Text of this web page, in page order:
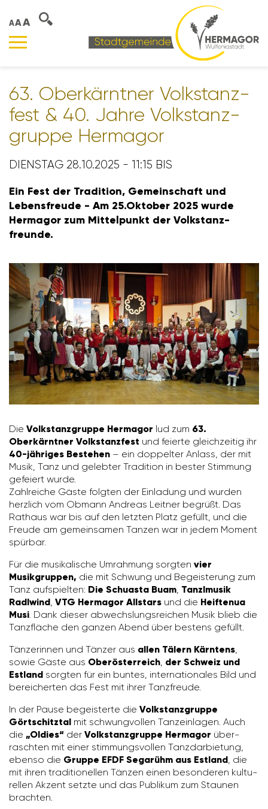
AAA
63. Ober­kärntner Volks­tanz­
fest & 40. Jahre Volks­tanz­
gruppe Hermagor
DIENSTAG 28.10.2025 - 11:15 BIS
Ein Fest der Tradi­tion, Gemein­schaft und
Lebens­freude - Am 25.Oktober 2025 wurde
Hermagor zum Mittel­punkt der Volks­tanz­
freunde.
Die Volkstanzgruppe Hermagor lud zum 63.
Oberkärntner Volkstanzfest und feierte gleich­zeitig ihr
40-jähriges Bestehen – ein doppelter Anlass, der mit
Musik, Tanz und gelebter Tradi­tion in bester Stim­mung
gefeiert wurde.
Zahl­reiche Gäste folgten der Einla­dung und wurden
herz­lich vom Obmann Andreas Leitner begrüßt. Das
Rathaus war bis auf den letzten Platz gefüllt, und die
Freude am gemein­samen Tanzen war in jedem Moment
spürbar.
Für die musi­ka­li­sche Umrah­mung sorgten vier
Musikgruppen, die mit Schwung und Begeis­te­rung zum
Tanz aufspielten: Die Schuasta Buam, Tanzlmusik
Radlwind, VTG Hermagor Allstars und die Heiftenua
Musi. Dank dieser abwechs­lungs­rei­chen Musik blieb die
Tanz­fläche den ganzen Abend über bestens gefüllt.
Tänze­rinnen und Tänzer aus allen Tälern Kärntens,
sowie Gäste aus Oberösterreich, der Schweiz und
Estland sorgten für ein buntes, inter­na­tio­nales Bild und
berei­cherten das Fest mit ihrer Tanz­freude.
In der Pause begeis­terte die Volkstanzgruppe
Görtschitztal mit schwung­vollen Tanz­ein­lagen. Auch
die „Oldies“ der Volkstanzgruppe Hermagor über­
raschten mit einer stim­mungs­vollen Tanz­dar­bie­tung,
ebenso die Gruppe EFDF Segarühm aus Estland, die
mit ihren tradi­tio­nellen Tänzen einen beson­deren kultu­
rellen Akzent setzte und das Publikum zum Staunen
brachten.